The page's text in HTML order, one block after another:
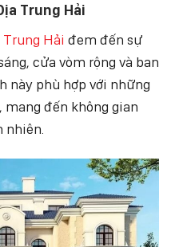
Trung Hải
Hải đem đến sự
cửa vòm rộng và ban
này phù hợp với những
đến không gian
nhiên.